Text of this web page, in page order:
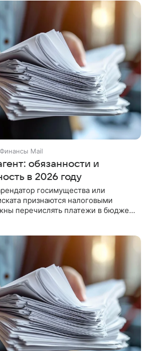
Финансы Mail
обязанности и
в 2026 году
госимущества или
признаются налоговыми
перечислять платежи в бюджет.